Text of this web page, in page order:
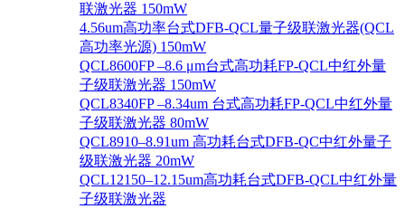
联激光器 150mW
4.56um高功率台式DFB-QCL量子级联激光器(QCL
高功率光源) 150mW
QCL8600FP –8.6 μm台式高功耗FP-QCL中红外量
子级联激光器 150mW
QCL8340FP –8.34um 台式高功耗FP-QCL中红外量
子级联激光器 80mW
QCL8910–8.91um 高功耗台式DFB-QC中红外量子
级联激光器 20mW
QCL12150–12.15um高功耗台式DFB-QCL中红外量
子级联激光器